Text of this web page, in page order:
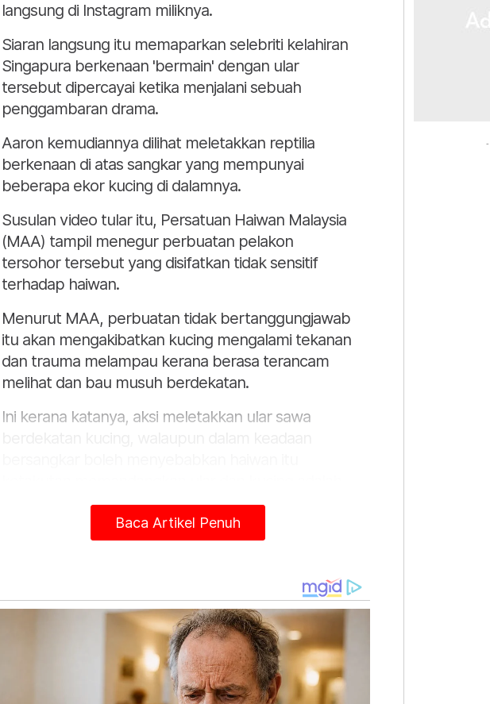
langsung di Instagram miliknya.
Siaran langsung itu memaparkan selebriti kelahiran
Singapura berkenaan 'bermain' dengan ular
tersebut dipercayai ketika menjalani sebuah
penggambaran drama.
Aaron kemudiannya dilihat meletakkan reptilia
berkenaan di atas sangkar yang mempunyai
beberapa ekor kucing di dalamnya.
Susulan video tular itu, Persatuan Haiwan Malaysia
(MAA) tampil menegur perbuatan pelakon
tersohor tersebut yang disifatkan tidak sensitif
terhadap haiwan.
Menurut MAA, perbuatan tidak bertanggungjawab
itu akan mengakibatkan kucing mengalami tekanan
dan trauma melampau kerana berasa terancam
melihat dan bau musuh berdekatan.
Ini kerana katanya, aksi meletakkan ular sawa
dua entiti pemangsa dan mangsa.
Baca Artikel Penuh